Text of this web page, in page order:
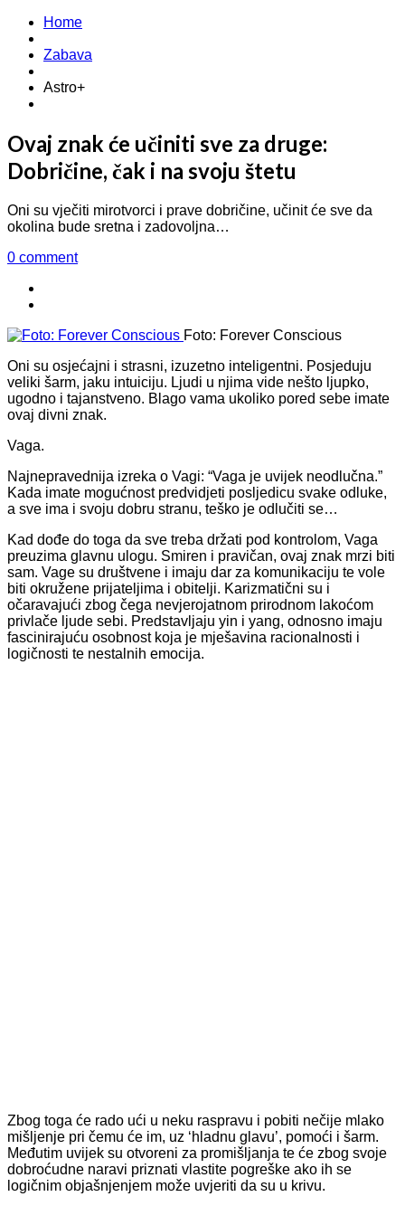
Home
Zabava
Astro+
Ovaj znak će učiniti sve za druge:
Dobričine, čak i na svoju štetu
Oni su vječiti mirotvorci i prave dobričine, učinit će sve da
okolina bude sretna i zadovoljna…
0 comment
Foto: Forever Conscious
Oni su osjećajni i strasni, izuzetno inteligentni. Posjeduju
veliki šarm, jaku intuiciju. Ljudi u njima vide nešto ljupko,
ugodno i tajanstveno. Blago vama ukoliko pored sebe imate
ovaj divni znak.
Vaga.
Najnepravednija izreka o Vagi: “Vaga je uvijek neodlučna.”
Kada imate mogućnost predvidjeti posljedicu svake odluke,
a sve ima i svoju dobru stranu, teško je odlučiti se…
Kad dođe do toga da sve treba držati pod kontrolom, Vaga
preuzima glavnu ulogu. Smiren i pravičan, ovaj znak mrzi biti
sam. Vage su društvene i imaju dar za komunikaciju te vole
biti okružene prijateljima i obitelji. Karizmatični su i
očaravajući zbog čega nevjerojatnom prirodnom lakoćom
privlače ljude sebi. Predstavljaju yin i yang, odnosno imaju
fascinirajuću osobnost koja je mješavina racionalnosti i
logičnosti te nestalnih emocija.
Zbog toga će rado ući u neku raspravu i pobiti nečije mlako
mišljenje pri čemu će im, uz ‘hladnu glavu’, pomoći i šarm.
Međutim uvijek su otvoreni za promišljanja te će zbog svoje
dobroćudne naravi priznati vlastite pogreške ako ih se
logičnim objašnjenjem može uvjeriti da su u krivu.